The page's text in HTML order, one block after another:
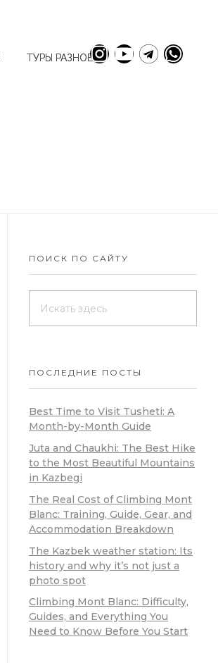
ТУРЫ РАЗНОЕ
ПОИСК ПО САЙТУ
ПОСЛЕДНИЕ ПОСТЫ
Best Time to Visit Tusheti: A
Month-by-Month Guide
Juta and Chaukhi: The Best Hike
to the Most Beautiful Mountains
in Kazbegi
The Real Cost of Climbing Mont
Blanc: Training, Guide, Gear, and
Accommodation Breakdown
The Kazbek weather station: Its
history and why it’s not just a
photo spot
Climbing Mont Blanc: Difficulty,
Guides, and Everything You
Need to Know Before You Start